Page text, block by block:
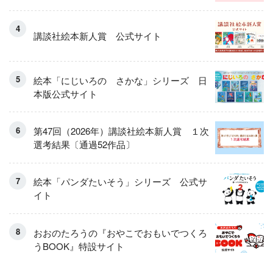
講談社絵本新人賞 公式サイト
絵本「にじいろの さかな」シリーズ 日
本版公式サイト
第47回（2026年）講談社絵本新人賞 １次
選考結果〔通過52作品〕
絵本「パンダたいそう」シリーズ 公式サ
イト
おおのたろうの『おやこでおもいでつくろ
うBOOK』特設サイト